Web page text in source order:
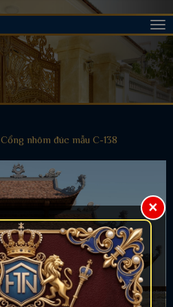
Cổng nhôm đúc mẫu C-138
×